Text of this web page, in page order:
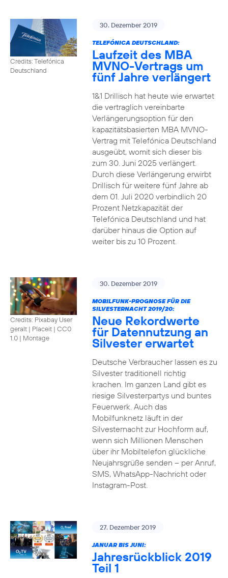
Credits: Telefónica
Deutschland
30. Dezember 2019
TELEFÓNICA DEUTSCHLAND:
Laufzeit des MBA
MVNO-Vertrags um
fünf Jahre verlängert
1&1 Drillisch hat heute wie erwartet
die vertraglich vereinbarte
Verlängerungsoption für den
kapazitätsbasierten MBA MVNO-
Vertrag mit Telefónica Deutschland
ausgeübt, womit sich dieser bis
zum 30. Juni 2025 verlängert.
Durch diese Verlängerung erwirbt
Drillisch für weitere fünf Jahre ab
dem 01. Juli 2020 verbindlich 20
Prozent Netzkapazität der
Telefónica Deutschland und hat
darüber hinaus die Option auf
weiter bis zu 10 Prozent.
Credits: Pixabay User
geralt | Placeit | CC0
1.0 | Montage
30. Dezember 2019
MOBILFUNK-PROGNOSE FÜR DIE
SILVESTERNACHT 2019/20:
Neue Rekordwerte
für Datennutzung an
Silvester erwartet
Deutsche Verbraucher lassen es zu
Silvester traditionell richtig
krachen. Im ganzen Land gibt es
riesige Silvesterpartys und buntes
Feuerwerk. Auch das
Mobilfunknetz läuft in der
Silvesternacht zur Hochform auf,
wenn sich Millionen Menschen
über ihr Mobiltelefon glückliche
Neujahrsgrüße senden – per Anruf,
SMS, WhatsApp-Nachricht oder
Instagram-Post.
27. Dezember 2019
JANUAR BIS JUNI:
Jahresrückblick 2019
Teil 1